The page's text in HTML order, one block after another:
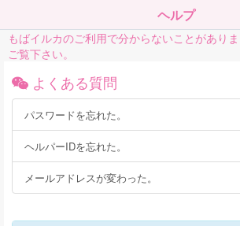
ヘルプ
もばイルカのご利用で分からないことがあり
ご覧下さい。
よくある質問
パスワードを忘れた。
ヘルパーIDを忘れた。
メールアドレスが変わった。